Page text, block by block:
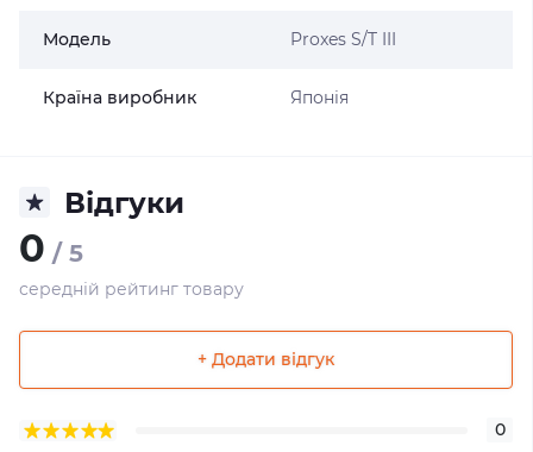
Модель Proxes S/T III
Країна виробник Японія
Відгуки
0 / 5
середній рейтинг товару
+ Додати відгук
0